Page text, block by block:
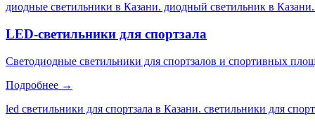
диодные светильники в Казани. диодный светильник в
LED-светильники для спортзала
Светодиодные светильники для спортзалов и спортивных
Подробнее →
led светильники для спортзала в Казани. светильники для